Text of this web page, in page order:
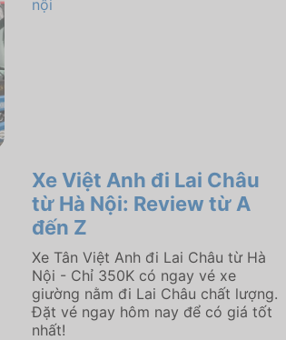
Xe Việt Anh đi Lai Châu
từ Hà Nội: Review từ A
đến Z
Xe Tân Việt Anh đi Lai Châu từ Hà
Nội - Chỉ 350K có ngay vé xe
giường nằm đi Lai Châu chất lượng.
Đặt vé ngay hôm nay để có giá tốt
nhất!